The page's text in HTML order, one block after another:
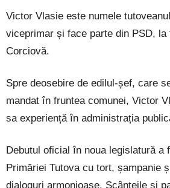
Victor Vlasie este numele
viceprimar și face parte din PSD, la
Corciovă.
Spre deosebire de edilul-șef, care
mandat în fruntea comunei, Victor
sa experiență în administrația
Debutul oficial în noua legislatură a
Primăriei Tutova cu tort, șampanie
dialoguri armonioase. Scânteile și